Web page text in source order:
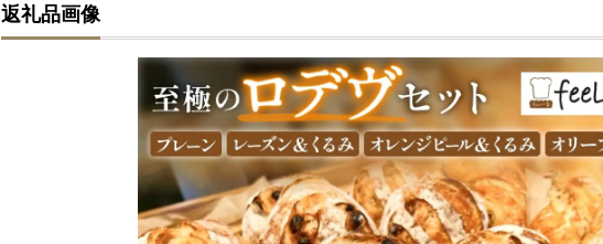
返礼品画像